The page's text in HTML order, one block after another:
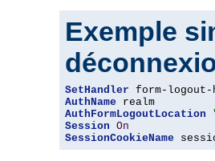
Exemple
SetHandler
AuthName
AuthFormLogoutLocation
Session On
SessionCookieName